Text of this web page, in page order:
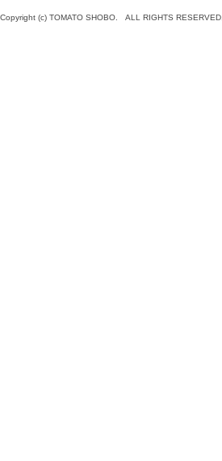
Copyright (c) TOMATO SHOBO. ALL RIGHTS RESERVED.